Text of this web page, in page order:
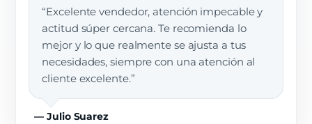
“Excelente vendedor, atención impecable y
actitud súper cercana. Te recomienda lo
mejor y lo que realmente se ajusta a tus
necesidades, siempre con una atención al
cliente excelente.”
— Julio Suarez